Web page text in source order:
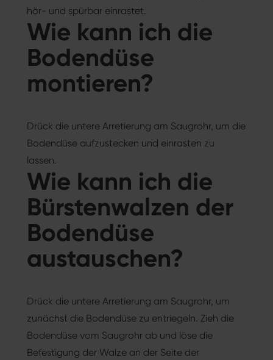
hör- und spürbar einrastet.
Wie kann ich die
Bodendüse
montieren?
Drück die untere Arretierung am Saugrohr, um die
Bodendüse aufzustecken und einrasten zu
lassen.
Wie kann ich die
Bürstenwalzen der
Bodendüse
austauschen?
Drück die untere Arretierung am Saugrohr, um
zunächst die Bodendüse zu entriegeln. Zieh die
Bodendüse vom Saugrohr ab und löse die
Befestigung der Walze an der Seite der